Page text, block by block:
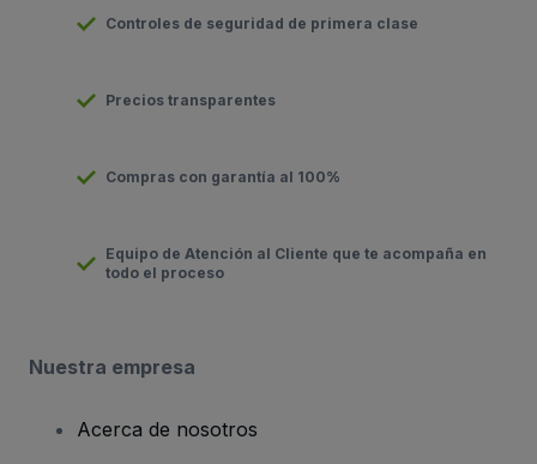
Controles de seguridad de primera clase
Precios transparentes
Compras con garantía al 100%
Equipo de Atención al Cliente que te acompaña en
todo el proceso
Nuestra empresa
Acerca de nosotros